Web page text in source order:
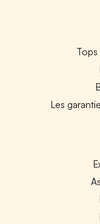
Tops
Les